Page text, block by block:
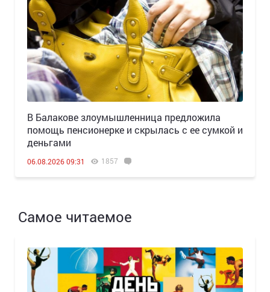
В Балакове злоумышленница предложила
помощь пенсионерке и скрылась с ее сумкой и
деньгами
06.08.2026 09:31 1857
Самое читаемое